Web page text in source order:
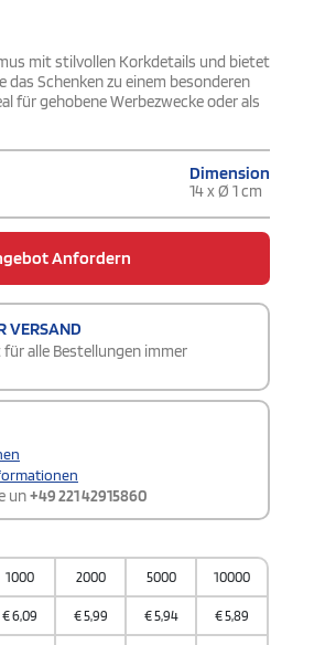
mit stilvollen Korkdetails und bietet
Schenken zu einem besonderen
für gehobene Werbezwecke oder als
Dimension
14 x Ø 1 cm
Anfordern
VERSAND
für alle Bestellungen immer
un+49 221 42915860
1000 2000 5000 10000
€6,09 €5,99 €5,94 €5,89